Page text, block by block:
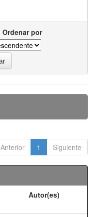
Ordenar por
Anterior 1 Siguiente
Autor(es)